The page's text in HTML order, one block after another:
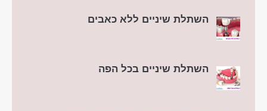
השתלת שיניים ללא כאבים
השתלת שיניים בכל הפה